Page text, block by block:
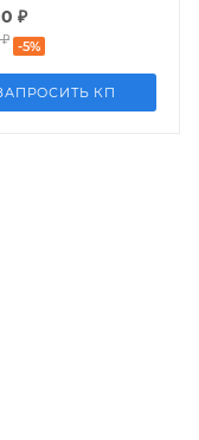
₽
₽ -5%
КП